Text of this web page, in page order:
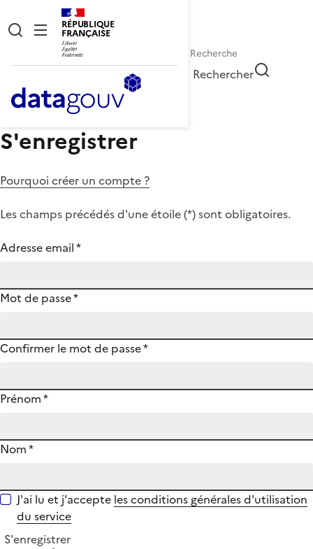
RÉPUBLIQUE
FRANÇAISE
Rechercher
S'enregistrer
Pourquoi créer un compte ?
Les champs précédés d'une étoile (*) sont obligatoires.
Adresse email*
Mot de passe*
Confirmer le mot de passe*
Prénom*
Nom*
J'ai lu et j'accepte les conditions générales d'utilisation
du service
S'enregistrer